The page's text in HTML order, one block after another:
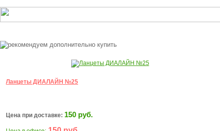
Ланцеты ДИАЛАЙН №25
Цена при доставке: 150 руб.